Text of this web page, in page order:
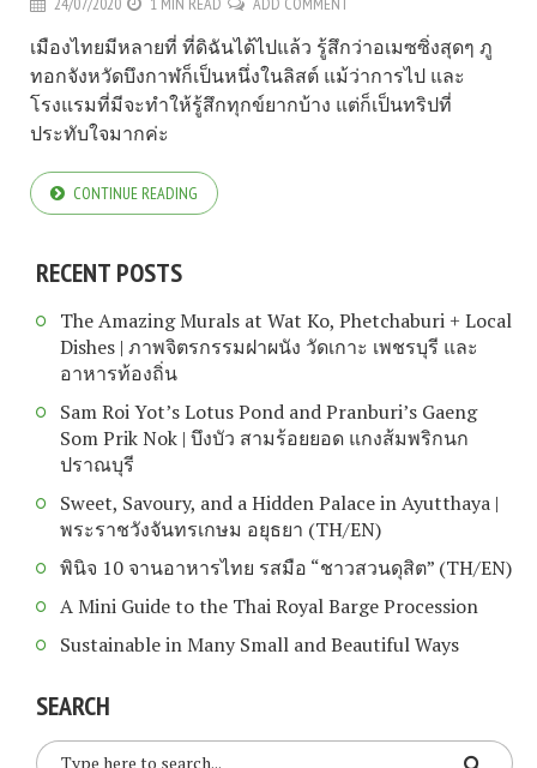
เมืองไทยมีหลายที่ ที่ดิฉันได้ไปแล้ว รู้สึกว่าอเมซซิ่งสุดๆ ภู
ทอกจังหวัดบึงกาฬก็เป็นหนึ่งในลิสต์ แม้ว่าการไป และ
โรงแรมที่มีจะทำให้รู้สึกทุกข์ยากบ้าง แต่ก็เป็นทริปที่
ประทับใจมากค่ะ
CONTINUE READING
RECENT POSTS
The Amazing Murals at Wat Ko, Phetchaburi + Local
Dishes | ภาพจิตรกรรมฝาผนัง วัดเกาะ เพชรบุรี และ
อาหารท้องถิ่น
Sam Roi Yot’s Lotus Pond and Pranburi’s Gaeng
Som Prik Nok | บึงบัว สามร้อยยอด แกงส้มพริกนก
ปราณบุรี
Sweet, Savoury, and a Hidden Palace in Ayutthaya |
พระราชวังจันทรเกษม อยุธยา (TH/EN)
พินิจ 10 จานอาหารไทย รสมือ “ชาวสวนดุสิต” (TH/EN)
A Mini Guide to the Thai Royal Barge Procession
Sustainable in Many Small and Beautiful Ways
SEARCH